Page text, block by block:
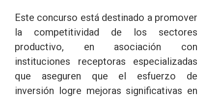
Este concurso está destinado a promover
la competitividad de los sectores
productivo, en asociación con
instituciones receptoras especializadas
que aseguren que el esfuerzo de
inversión logre mejoras significativas en